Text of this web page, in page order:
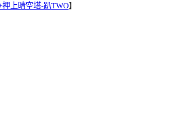
押上晴空塔-趴TWO】